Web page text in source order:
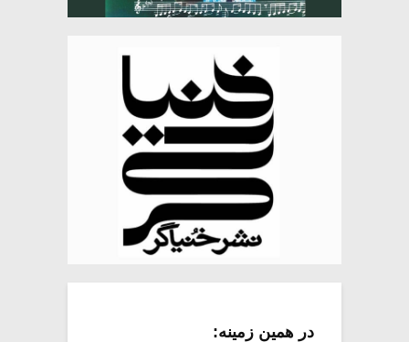
در همین زمینه: